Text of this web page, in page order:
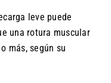
leve puede
una rotura muscular
más, según su